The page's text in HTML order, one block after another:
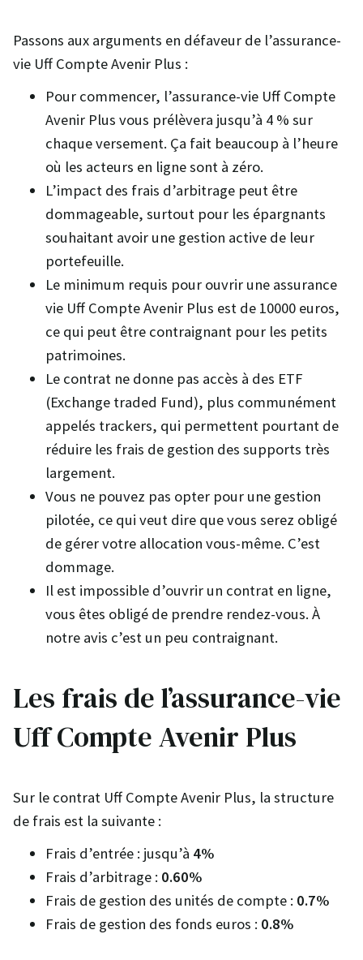
Passons aux arguments en défaveur de l’assurance-
vie Uff Compte Avenir Plus :
Pour commencer, l’assurance-vie Uff Compte
Avenir Plus vous prélèvera jusqu’à 4 % sur
chaque versement. Ça fait beaucoup à l’heure
où les acteurs en ligne sont à zéro.
L’impact des frais d’arbitrage peut être
dommageable, surtout pour les épargnants
souhaitant avoir une gestion active de leur
portefeuille.
Le minimum requis pour ouvrir une assurance
vie Uff Compte Avenir Plus est de 10000 euros,
ce qui peut être contraignant pour les petits
patrimoines.
Le contrat ne donne pas accès à des ETF
(Exchange traded Fund), plus communément
appelés trackers, qui permettent pourtant de
réduire les frais de gestion des supports très
largement.
Vous ne pouvez pas opter pour une gestion
pilotée, ce qui veut dire que vous serez obligé
de gérer votre allocation vous-même. C’est
dommage.
Il est impossible d’ouvrir un contrat en ligne,
vous êtes obligé de prendre rendez-vous. À
notre avis c’est un peu contraignant.
Les frais de l’assurance-vie
Uff Compte Avenir Plus
Sur le contrat Uff Compte Avenir Plus, la structure
de frais est la suivante :
Frais d’entrée : jusqu’à 4%
Frais d’arbitrage : 0.60%
Frais de gestion des unités de compte : 0.7%
Frais de gestion des fonds euros : 0.8%